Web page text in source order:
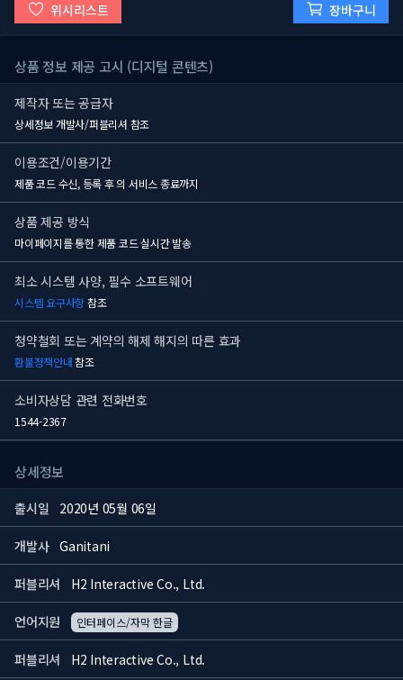
위시리스트 장바구니
상품 정보 제공 고시 (디지털 콘텐츠)
제작자 또는 공급자
상세정보 개발사/퍼블리셔 참조
이용조건/이용기간
제품 코드 수신, 등록 후의 서비스 종료까지
상품 제공 방식
마이페이지를 통한 제품 코드 실시간 발송
최소 시스템 사양, 필수 소프트웨어
시스템 요구사항참조
청약철회 또는 계약의 해제 해지의 따른 효과
환불정책안내참조
소비자상담 관련 전화번호
1544-2367
상세정보
출시일 2020년 05월 06일
개발사 Ganitani
퍼블리셔 H2 Interactive Co., Ltd.
언어지원 인터페이스/자막 한글
퍼블리셔 H2 Interactive Co., Ltd.